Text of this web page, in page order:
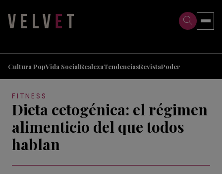
Cultura PopVida SocialRealezaTendenciasRevistaPoder
FITNESS
Dieta cetogénica: el régimen
alimenticio del que todos
hablan